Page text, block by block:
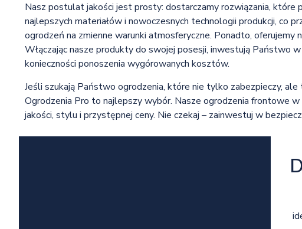
Nasz postulat jakości jest prosty: dostarczamy rozwiązania, które
najlepszych materiałów i nowoczesnych technologii produkcji, co
ogrodzeń na zmienne warunki atmosferyczne. Ponadto, oferujemy
Włączając nasze produkty do swojej posesji, inwestują Państwo
konieczności ponoszenia wygórowanych kosztów.
Jeśli szukają Państwo ogrodzenia, które nie tylko zabezpieczy,
Ogrodzenia Pro to najlepszy wybór. Nasze ogrodzenia frontowe
jakości, stylu i przystępnej ceny. Nie czekaj – zainwestuj w